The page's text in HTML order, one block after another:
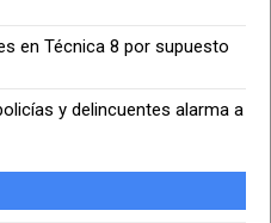
en Técnica 8 por supuesto
y delincuentes alarma a